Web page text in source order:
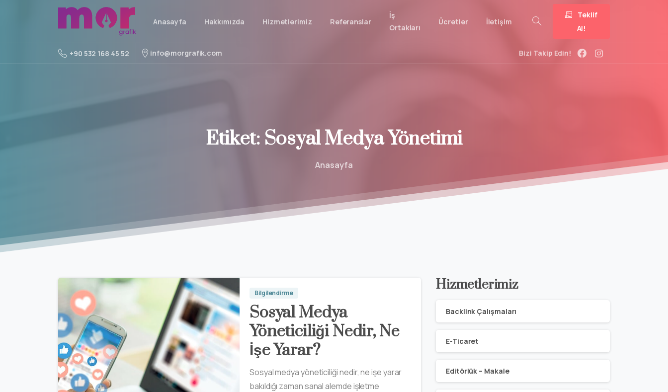
Anasayfa Hakkımızda Hizmetlerimiz Referanslar
İş
Ortakları
Ücretler İletişim
Teklif
Al!
+90 532 168 45 52 info@morgrafik.com Bizi Takip Edin!
Etiket: SosyalMedyaYönetimi
Anasayfa
Bilgilendirme
Sosyal Medya
Yöneticiliği Nedir, Ne
İşe Yarar?
Sosyal medya yöneticiliği nedir, ne işe yarar
bakıldığı zaman sanal alemde işletme
Hizmetlerimiz
Backlink Çalışmaları
E-Ticaret
Editörlük – Makale